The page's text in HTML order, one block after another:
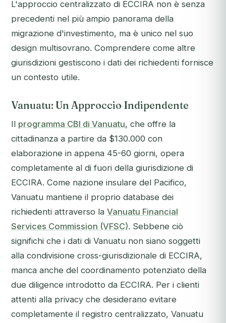
L'approccio centralizzato di ECCIRA non è senza
precedenti nel più ampio panorama della
migrazione d'investimento, ma è unico nel suo
design multisovrano. Comprendere come altre
giurisdizioni gestiscono i dati dei richiedenti fornisce
un contesto utile.
Vanuatu: Un Approccio Indipendente
Il programma CBI di Vanuatu, che offre la
cittadinanza a partire da $130.000 con
elaborazione in appena 45-60 giorni, opera
completamente al di fuori della giurisdizione di
ECCIRA. Come nazione insulare del Pacifico,
Vanuatu mantiene il proprio database dei
richiedenti attraverso la Vanuatu Financial
Services Commission (VFSC). Sebbene ciò
significhi che i dati di Vanuatu non siano soggetti
alla condivisione cross-giurisdizionale di ECCIRA,
manca anche del coordinamento potenziato della
due diligence introdotto da ECCIRA. Per i clienti
attenti alla privacy che desiderano evitare
completamente il registro centralizzato, Vanuatu